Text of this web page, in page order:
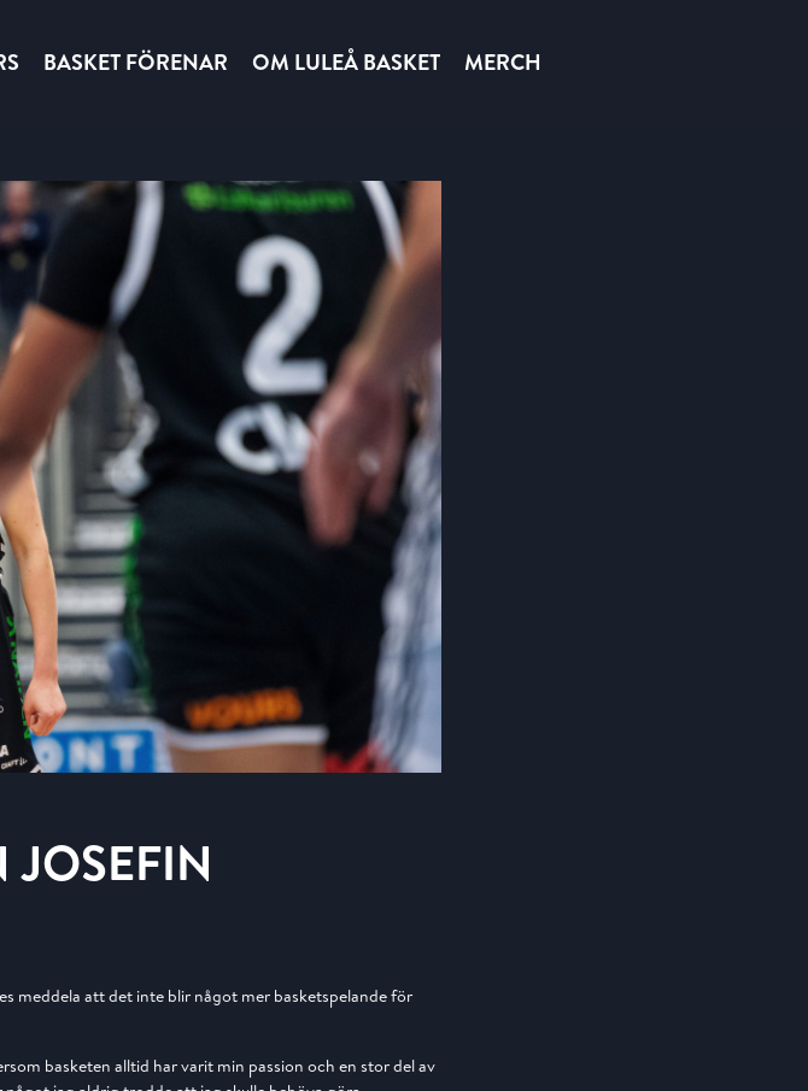
BASKET FÖRENAR OM LULEÅ BASKET MERCH
meddela att det inte blir något mer basketspelande för
basketen alltid har varit min passion och en stor del av